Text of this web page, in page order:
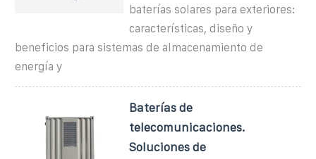
baterías solares para exteriores:
características, diseño y
beneficios para sistemas de almacenamiento de
energía y
Baterías de
telecomunicaciones.
Soluciones de